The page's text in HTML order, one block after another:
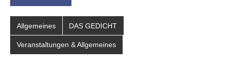
Allgemeines DAS GEDICHT
Veranstaltungen & Allgemeines